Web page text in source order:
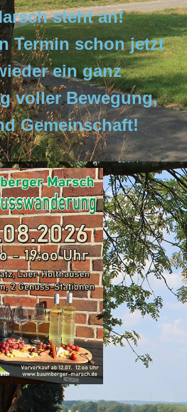
steht an!
Termin schon jetzt
ein ganz
voller Bewegung,
Gemeinschaft!